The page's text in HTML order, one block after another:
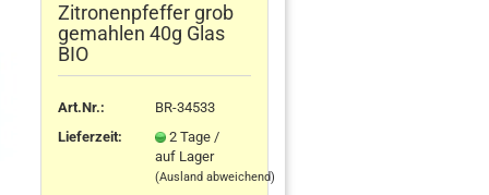
kreativ anzeigen
Zitronenpfeffer grob
gemahlen 40g Glas
BIO
Art.Nr.:
BR-34533
Lieferzeit:
2 Tage /
auf Lager
(Ausland abweichend)